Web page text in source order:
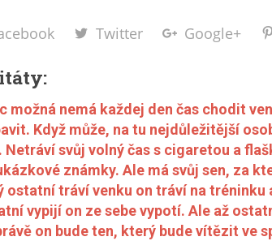
Twitter Google+
možná nemá každej den čas chodit
Když může, na tu nejdůležitější
Netráví svůj volný čas s cigaretou a
známky. Ale má svůj sen, za
ostatní tráví venku on tráví na tréninku
vypijí on ze sebe vypotí. Ale až
on bude ten, který bude vítězit ve